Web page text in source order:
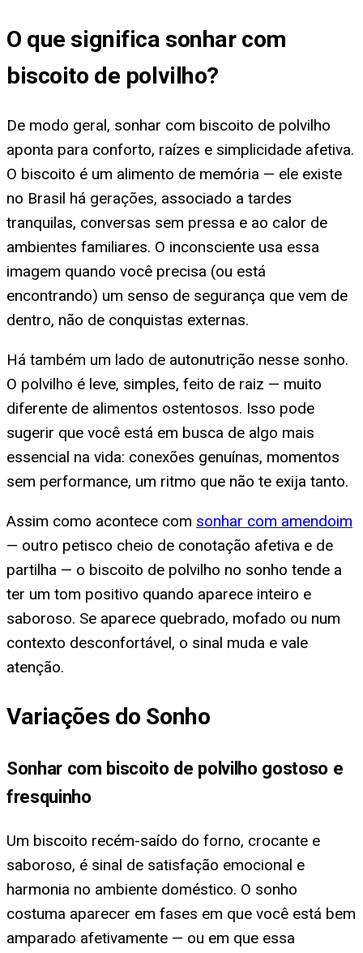
O que significa sonhar com
biscoito de polvilho?
De modo geral, sonhar com biscoito de polvilho
aponta para conforto, raízes e simplicidade afetiva.
O biscoito é um alimento de memória — ele existe
no Brasil há gerações, associado a tardes
tranquilas, conversas sem pressa e ao calor de
ambientes familiares. O inconsciente usa essa
imagem quando você precisa (ou está
encontrando) um senso de segurança que vem de
dentro, não de conquistas externas.
Há também um lado de autonutrição nesse sonho.
O polvilho é leve, simples, feito de raiz — muito
diferente de alimentos ostentosos. Isso pode
sugerir que você está em busca de algo mais
essencial na vida: conexões genuínas, momentos
sem performance, um ritmo que não te exija tanto.
Assim como acontece com sonhar com amendoim
— outro petisco cheio de conotação afetiva e de
partilha — o biscoito de polvilho no sonho tende a
ter um tom positivo quando aparece inteiro e
saboroso. Se aparece quebrado, mofado ou num
contexto desconfortável, o sinal muda e vale
atenção.
Variações do Sonho
Sonhar com biscoito de polvilho gostoso e
fresquinho
Um biscoito recém-saído do forno, crocante e
saboroso, é sinal de satisfação emocional e
harmonia no ambiente doméstico. O sonho
costuma aparecer em fases em que você está bem
amparado afetivamente — ou em que essa